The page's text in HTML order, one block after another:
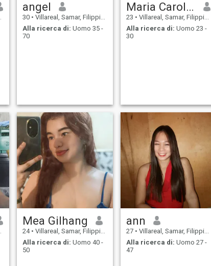
angel
30 • Villareal, Samar, Filippine
Alla ricerca di: Uomo 35 -
70
Maria Caroline
23 • Villareal, Samar, Filippine
Alla ricerca di: Uomo 23 -
30
Mea Gilhang
24 • Villareal, Samar, Filippine
Alla ricerca di: Uomo 40 -
50
ann
27 • Villareal, Samar, Filippine
Alla ricerca di: Uomo 27 -
47